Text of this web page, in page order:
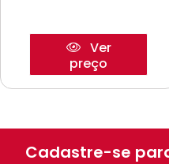
Ver
preço
Cadastre-se